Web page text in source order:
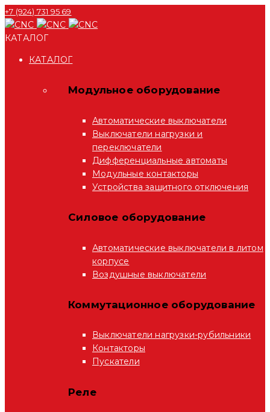
+7 (924) 731 95 69
КАТАЛОГ
КАТАЛОГ
Модульное оборудование
Автоматические выключатели
Выключатели нагрузки и
переключатели
Дифференциальные автоматы
Модульные контакторы
Устройства защитного отключения
Силовое оборудование
Автоматические выключатели в литом
корпусе
Воздушные выключатели
Коммутационное оборудование
Выключатели нагрузки-рубильники
Контакторы
Пускатели
Реле